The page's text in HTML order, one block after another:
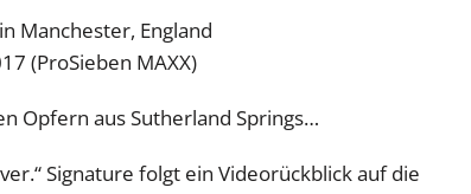
Manchester, England
(ProSieben MAXX)
Opfern aus Sutherland Springs…
Signature folgt ein Videorückblick auf die